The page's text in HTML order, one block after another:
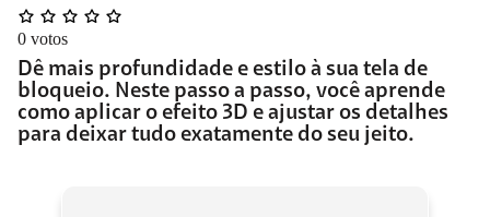
0 votos
Dê mais profundidade e estilo à sua tela de
bloqueio. Neste passo a passo, você aprende
como aplicar o efeito 3D e ajustar os detalhes
para deixar tudo exatamente do seu jeito.